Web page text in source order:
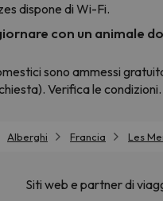
dispone di Wi-Fi.
con un animale
sono ammessi
Verifica le condizioni.
Alberghi Francia Les
Siti web e partner di